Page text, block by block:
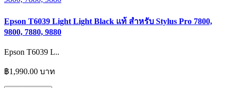
Epson T6039 Light Light Black แท้ สำหรับ Stylus Pro 7800,
9800, 7880, 9880
Epson T6039 L..
฿1,990.00 บาท